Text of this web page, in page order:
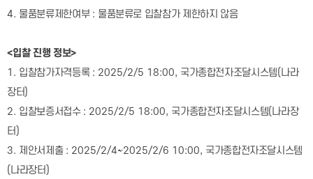
4. 물품분류제한여부 : 물품분류로 입찰참가 제한하지 않음
<입찰 진행 정보>
1. 입찰참가자격등록 : 2025/2/5 18:00, 국가종합전자조달시스템(나라
장터)
2. 입찰보증서접수 : 2025/2/5 18:00, 국가종합전자조달시스템(나라장
터)
3. 제안서제출 : 2025/2/4~2025/2/6 10:00, 국가종합전자조달시스템
(나라장터)